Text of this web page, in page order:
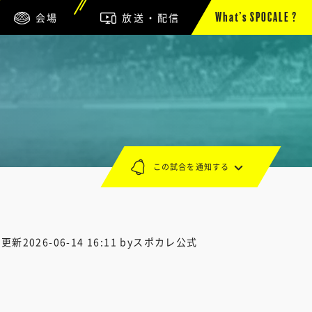
会場 放送・配信 What’s SPOCALE ?
新2026-06-14 16:11 byスポカレ公式
この試合を通知する